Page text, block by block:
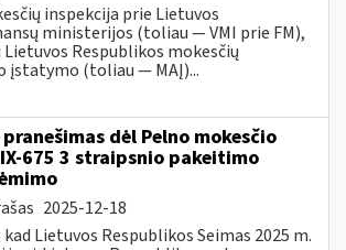
inspekcija prie Lietuvos
ministerijos (toliau — VMI prie FM),
Lietuvos Respublikos mokesčių
įstatymo (toliau — MAĮ)...
dėl Pelno mokesčio
675 3 straipsnio pakeitimo
2025-12-18
Lietuvos Respublikos Seimas 2025 m.